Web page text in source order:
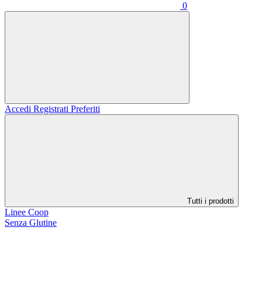
0
Accedi Registrati Preferiti
Tutti i prodotti
Linee Coop
Senza Glutine